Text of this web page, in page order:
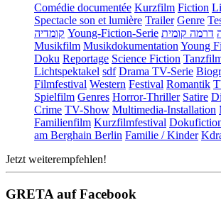
Comédie documentée Kurzfilm Fiction
Spectacle son et lumière Trailer Genre
קומדיה Young-Fiction-Serie דרמה קומית
Musikfilm Musikdokumentation Young
Doku Reportage Science Fiction
Lichtspektakel sdf Drama TV-Serie
Filmfestival Western Festival Romantik
Spielfilm Genres Horror-Thriller Satire
Crime TV-Show Multimedia-Installation
Familienfilm Kurzfilmfestival
am Berghain Berlin Familie / Kinder
Jetzt weiterempfehlen!
GRETA auf Facebook